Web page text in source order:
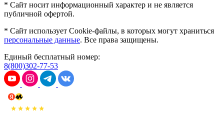
* Сайт носит информационный характер и не является
публичной офертой.
* Сайт использует Cookie-файлы, в которых могут храниться
персональные данные. Все права защищены.
Единый бесплатный номер:
8(800)302-77-53